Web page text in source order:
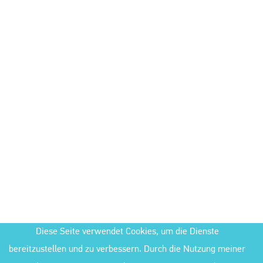
Diese Seite verwendet Cookies, um die Dienste
bereitzustellen und zu verbessern. Durch die Nutzung meiner